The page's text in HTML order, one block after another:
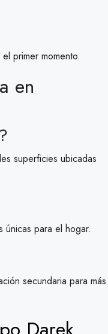
primer momento.
en
superficies ubicadas
para el hogar.
secundaria para más